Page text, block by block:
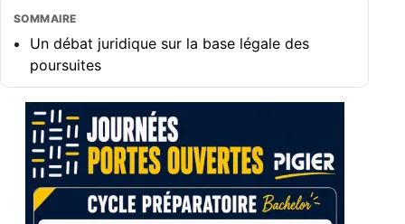
SOMMAIRE
Un débat juridique sur la base légale des
poursuites